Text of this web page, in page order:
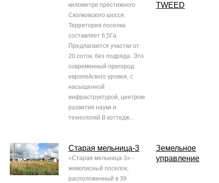
километре престижного
Сколковского шоссе.
Территория поселка
составляет 6,5Га.
Предлагаются участки от
20 соток, без подряда. Это
современный пригород
европейского уровня, с
насыщенной
инфраструктурой, центром
развития науки и
технологий.В коттедж...
TWEED
Старая мельница-3
«Старая мельница-3» -
живописный поселок,
расположенный в 39
Земельное
управление